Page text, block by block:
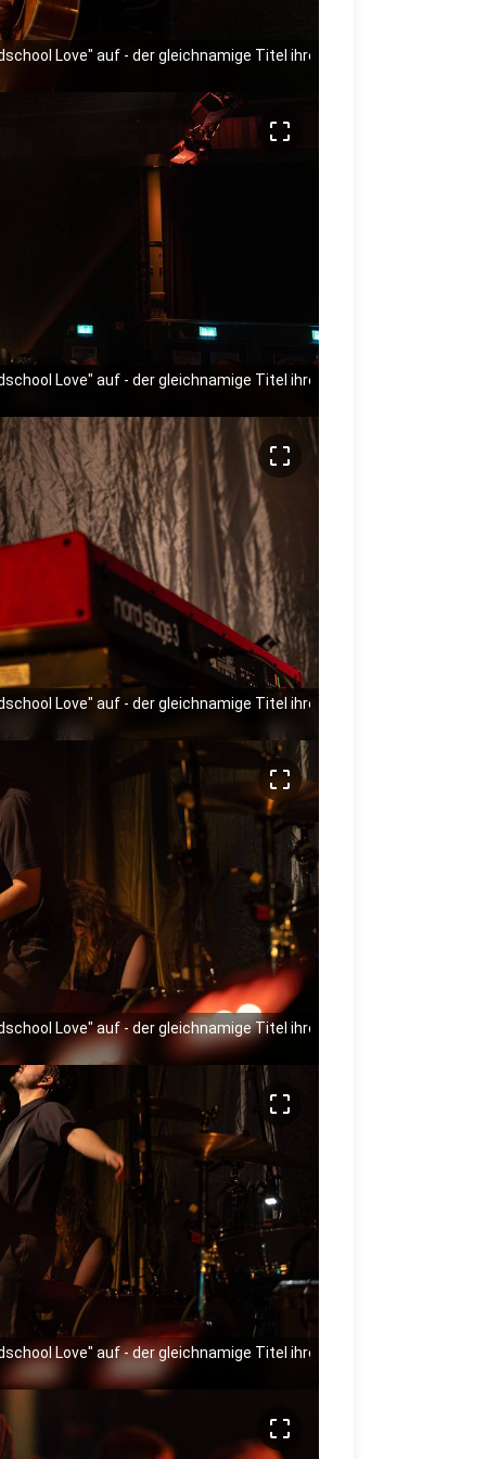
Love" auf - der gleichnamige Titel ihres neuen Albums.
crop_free
Love" auf - der gleichnamige Titel ihres neuen Albums.
crop_free
Love" auf - der gleichnamige Titel ihres neuen Albums.
crop_free
Love" auf - der gleichnamige Titel ihres neuen Albums.
crop_free
Love" auf - der gleichnamige Titel ihres neuen Albums.
crop_free